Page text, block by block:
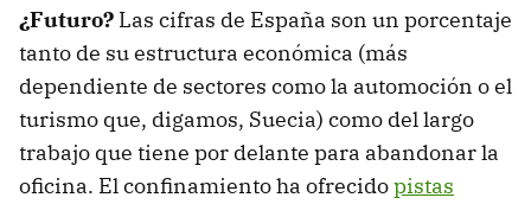
¿Futuro? Las cifras de España son un porcentaje
tanto de su estructura económica (más
dependiente de sectores como la automoción o el
turismo que, digamos, Suecia) como del largo
trabajo que tiene por delante para abandonar la
oficina. El confinamiento ha ofrecidopistas